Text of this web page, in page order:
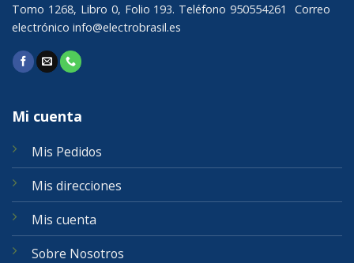
Tomo 1268, Libro 0, Folio 193. Teléfono 950554261 Correo
electrónico info@electrobrasil.es
Mi cuenta
Mis Pedidos
Mis direcciones
Mis cuenta
Sobre Nosotros